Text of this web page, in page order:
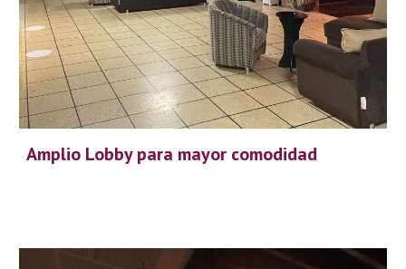
Amplio Lobby para mayor comodidad